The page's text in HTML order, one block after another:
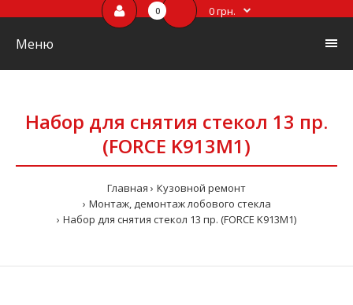
0 0 грн.
Меню
Набор для снятия стекол 13 пр.
(FORCE K913M1)
Главная
Кузовной ремонт
Монтаж, демонтаж лобового стекла
Набор для снятия стекол 13 пр. (FORCE K913M1)